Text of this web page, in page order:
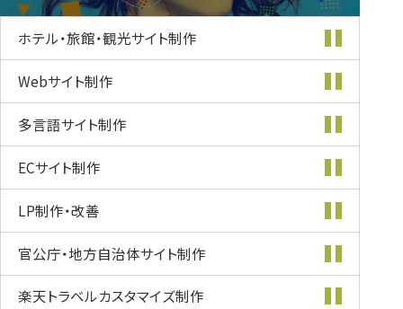
ホテル・旅館・観光サイト制作
Webサイト制作
多言語サイト制作
ECサイト制作
LP制作・改善
官公庁・地方自治体サイト制作
楽天トラベルカスタマイズ制作